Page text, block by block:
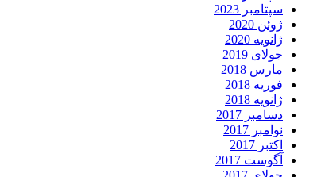
سپتامبر 2023
ژوئن 2020
ژانویه 2020
جولای 2019
مارس 2018
فوریه 2018
ژانویه 2018
دسامبر 2017
نوامبر 2017
اکتبر 2017
آگوست 2017